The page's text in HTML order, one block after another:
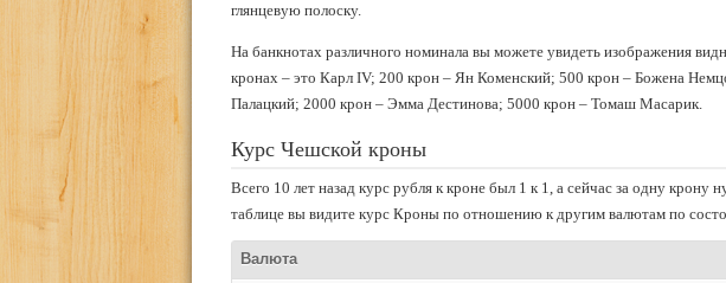
глянцевую полоску.
На банкнотах различного номинала вы можете увидеть изображения
кронах – это Карл IV; 200 крон – Ян Коменский; 500 крон – Божена
Палацкий; 2000 крон – Эмма Дестинова; 5000 крон – Томаш Масарик.
Курс Чешской кроны
Всего 10 лет назад курс рубля к кроне был 1 к 1, а сейчас за одну крону
таблице вы видите курс Кроны по отношению к другим валютам по
Валюта